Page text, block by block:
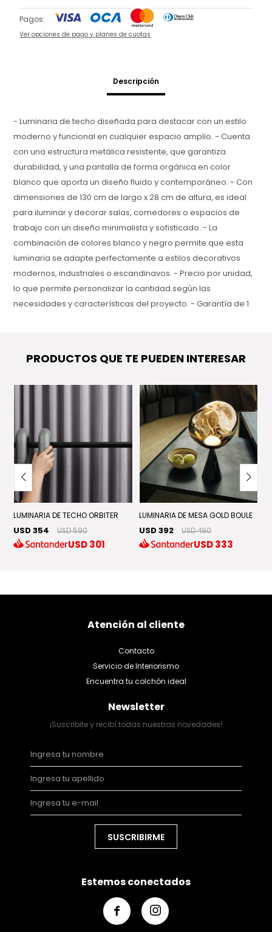
Pagos:
Ver opciones de pago y planes de cuotas
Descripción
- Luminaria de techo diseñada para destacar con un estilo
moderno y funcional en cualquier espacio amplio. - Cuenta
con una estructura metálica resistente, que garantiza
durabilidad, y una pantalla de forma orgánica en color
blanco que aporta un diseño fluido y contemporáneo. - Con
dimensiones de 130 cm de largo x 28 cm de altura, es ideal
para iluminar y decorar salas, comedores o espacios de
trabajo con un diseño minimalista y sofisticado. - La
combinación de colores blanco y negro permite que esta
luminaria se adapte perfectamente a estilos decorativos
modernos, industriales o escandinavos. - Precio por unidad,
lo que permite personalizar la cantidad según las
necesidades y características del proyecto. - Garantía de 1
PRODUCTOS QUE TE PUEDEN INTERESAR
LUMINARIA DE TECHO ORBITER
USD 354 USD 590
USD301
LUMINARIA DE MESA GOLD BOULE
USD 392 USD 490
USD333
Atención al cliente
Contacto
Servicio de Interiorismo
Encuentra tu colchón ideal
Newsletter
¡Suscribite y recibí todas nuestras novedades!
SUSCRIBIRME
Estemos conectados
 